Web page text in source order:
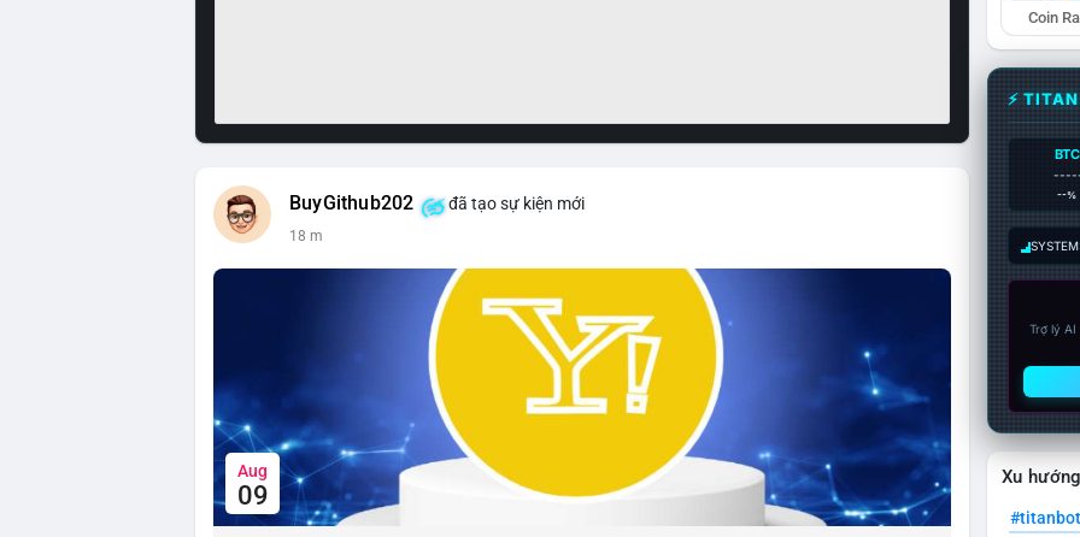
BuyGithub202 đã tạo sự kiện mới
18 m
Aug
09
Coin
⚡
BTC
--%
Trợ lý
Xu
#titanbot